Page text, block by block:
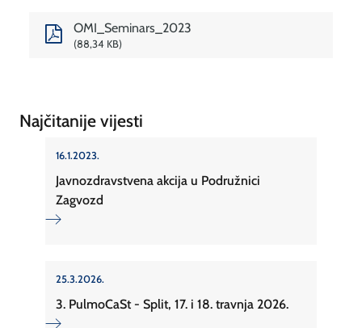
OMI_Seminars_2023
88,34 KB
Najčitanije vijesti
16.1.2023.
Javnozdravstvena akcija u Podružnici
Zagvozd
25.3.2026.
3. PulmoCaSt - Split, 17. i 18. travnja 2026.